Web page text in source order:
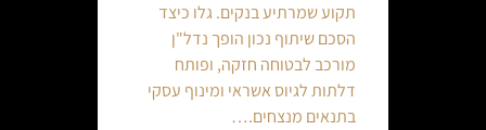
תקוע שמרתיע בנקים. גלו כיצד
הסכם שיתוף נכון הופך נדל"ן
מורכב לבטוחה חזקה, ופותח
דלתות לגיוס אשראי ומינוף עסקי
בתנאים מנצחים.…